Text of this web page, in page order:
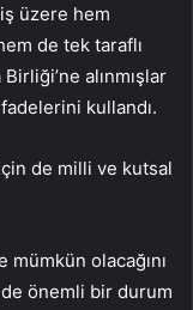
üzere hem
de tek taraflı
alınmışlar
kullandı.
de milli ve kutsal
mümkün olacağını
önemli bir durum